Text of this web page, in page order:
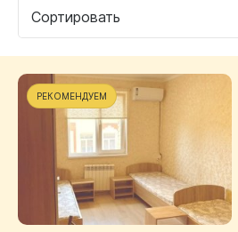
Сортировать
РЕКОМЕНДУЕМ